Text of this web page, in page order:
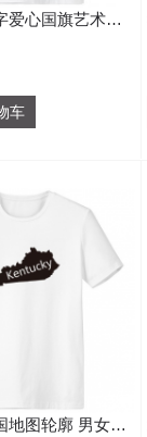
我爱中国文字爱心国旗艺术字插画图案 男女白色短袖T恤创意纪念衫个性T恤衫礼物
肯塔基州美国地图轮廓 男女白色短袖T恤创意纪念衫个性T恤衫礼物